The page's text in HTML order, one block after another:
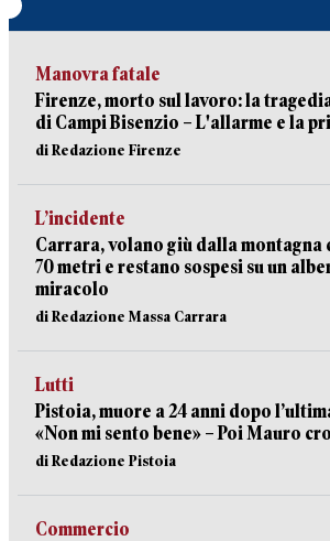
Manovra fatale
Firenze, morto sul lavoro: la
di Campi Bisenzio – L'allarme e la
di Redazione Firenze
L’incidente
Carrara, volano giù dalla montagna
70 metri e restano sospesi su un
miracolo
di Redazione Massa Carrara
Lutti
Pistoia, muore a 24 anni dopo
«Non mi sento bene» – Poi Mauro
di Redazione Pistoia
Commercio